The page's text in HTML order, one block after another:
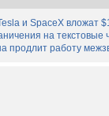
и SpaceX вложат
на текстовые
работу